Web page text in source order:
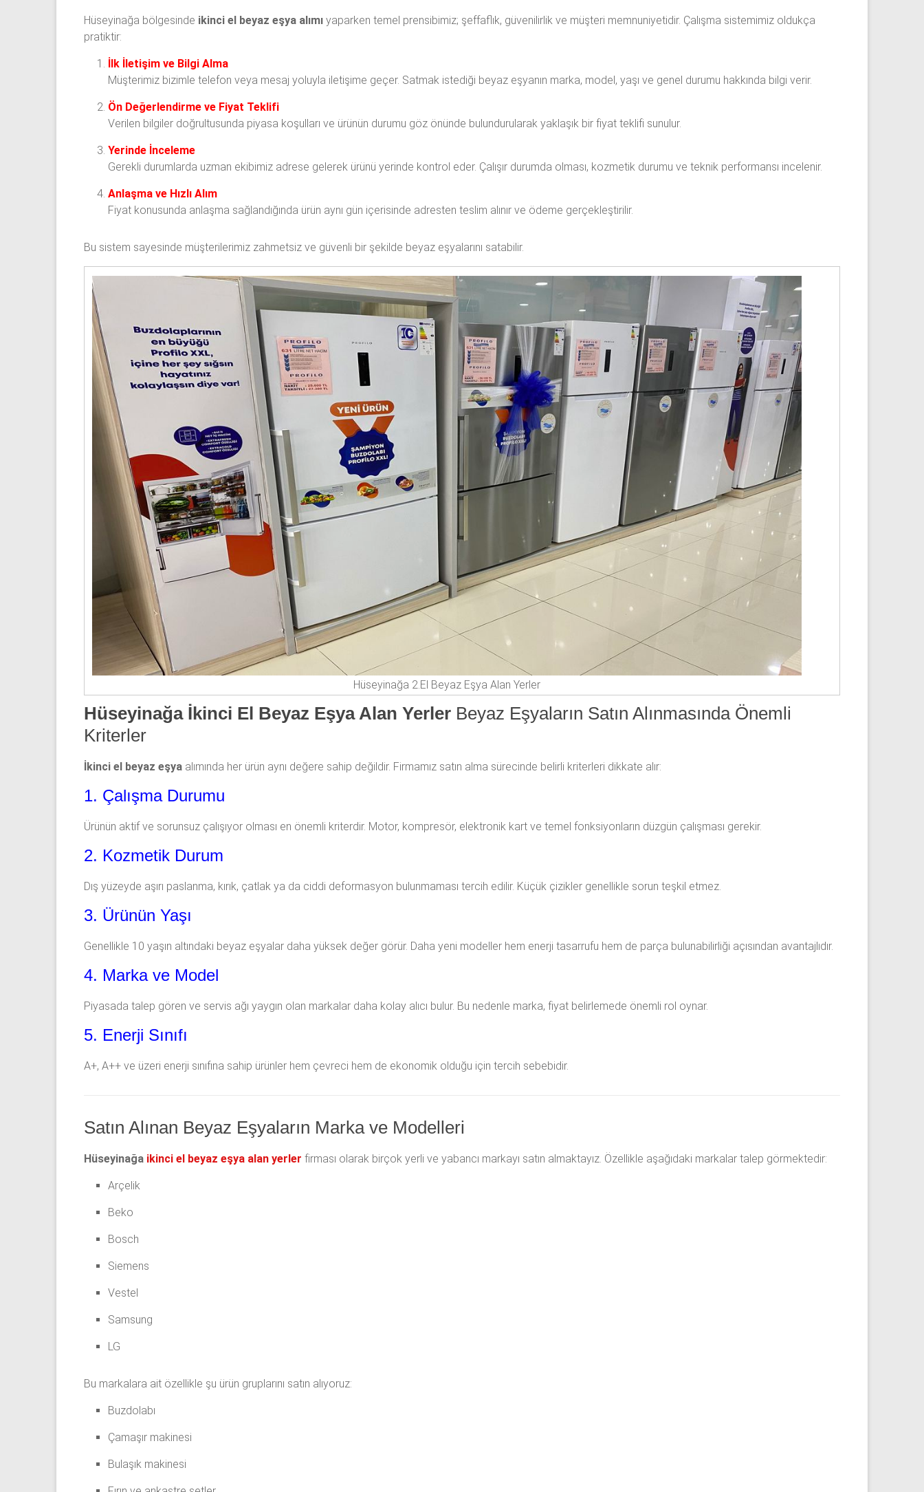
Hüseyinağa bölgesinde ikinci el beyaz eşya alımı yaparken temel prensibimiz; şeffaflık, güvenilirlik ve müşteri memnuniyetidir. Çalışma sistemimiz oldukça
pratiktir:
İlk İletişim ve Bilgi Alma
Müşterimiz bizimle telefon veya mesaj yoluyla iletişime geçer. Satmak istediği beyaz eşyanın marka, model, yaşı ve genel durumu hakkında bilgi verir.
Ön Değerlendirme ve Fiyat Teklifi
Verilen bilgiler doğrultusunda piyasa koşulları ve ürünün durumu göz önünde bulundurularak yaklaşık bir fiyat teklifi sunulur.
Yerinde İnceleme
Gerekli durumlarda uzman ekibimiz adrese gelerek ürünü yerinde kontrol eder. Çalışır durumda olması, kozmetik durumu ve teknik performansı incelenir.
Anlaşma ve Hızlı Alım
Fiyat konusunda anlaşma sağlandığında ürün aynı gün içerisinde adresten teslim alınır ve ödeme gerçekleştirilir.
Bu sistem sayesinde müşterilerimiz zahmetsiz ve güvenli bir şekilde beyaz eşyalarını satabilir.
Hüseyinağa 2.El Beyaz Eşya Alan Yerler
Hüseyinağa İkinci El Beyaz Eşya Alan Yerler Beyaz Eşyaların Satın Alınmasında Önemli
Kriterler
İkinci el beyaz eşya alımında her ürün aynı değere sahip değildir. Firmamız satın alma sürecinde belirli kriterleri dikkate alır:
1. Çalışma Durumu
Ürünün aktif ve sorunsuz çalışıyor olması en önemli kriterdir. Motor, kompresör, elektronik kart ve temel fonksiyonların düzgün çalışması gerekir.
2. Kozmetik Durum
Dış yüzeyde aşırı paslanma, kırık, çatlak ya da ciddi deformasyon bulunmaması tercih edilir. Küçük çizikler genellikle sorun teşkil etmez.
3. Ürünün Yaşı
Genellikle 10 yaşın altındaki beyaz eşyalar daha yüksek değer görür. Daha yeni modeller hem enerji tasarrufu hem de parça bulunabilirliği açısından avantajlıdır.
4. Marka ve Model
Piyasada talep gören ve servis ağı yaygın olan markalar daha kolay alıcı bulur. Bu nedenle marka, fiyat belirlemede önemli rol oynar.
5. Enerji Sınıfı
A+, A++ ve üzeri enerji sınıfına sahip ürünler hem çevreci hem de ekonomik olduğu için tercih sebebidir.
Satın Alınan Beyaz Eşyaların Marka ve Modelleri
Hüseyinağa ikinci el beyaz eşya alan yerler firması olarak birçok yerli ve yabancı markayı satın almaktayız. Özellikle aşağıdaki markalar talep görmektedir:
Arçelik
Beko
Bosch
Siemens
Vestel
Samsung
LG
Bu markalara ait özellikle şu ürün gruplarını satın alıyoruz:
Buzdolabı
Çamaşır makinesi
Bulaşık makinesi